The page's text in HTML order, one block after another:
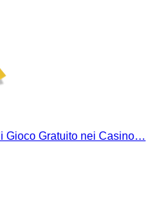
Gioco Gratuito nei Casino…